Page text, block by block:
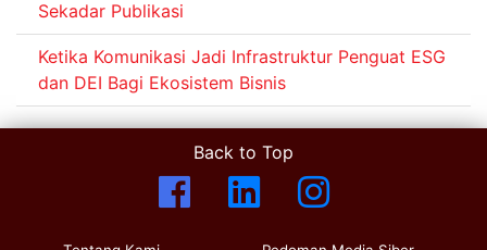
Sekadar Publikasi
Ketika Komunikasi Jadi Infrastruktur Penguat ESG
dan DEI Bagi Ekosistem Bisnis
Back to Top